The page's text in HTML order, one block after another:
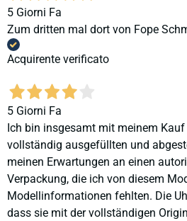
5 Giorni Fa
Zum dritten mal dort von Fope
Acquirente verificato
5 Giorni Fa
Ich bin insgesamt mit meinem
vollständig ausgefüllten und
meinen Erwartungen an einen
Verpackung, die ich von diesem
Modellinformationen fehlten. Die
dass sie mit der vollständigen